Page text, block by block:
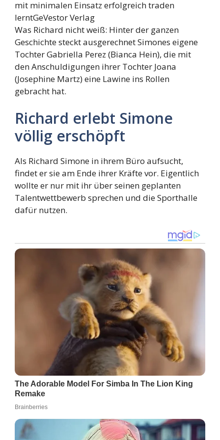
mit minimalen Einsatz erfolgreich traden
lerntGeVestor Verlag
Was Richard nicht weiß: Hinter der ganzen
Geschichte steckt ausgerechnet Simones eigene
Tochter Gabriella Perez (Bianca Hein), die mit
den Anschuldigungen ihrer Tochter Joana
(Josephine Martz) eine Lawine ins Rollen
gebracht hat.
Richard erlebt Simone
völlig erschöpft
Als Richard Simone in ihrem Büro aufsucht,
findet er sie am Ende ihrer Kräfte vor. Eigentlich
wollte er nur mit ihr über seinen geplanten
Talentwettbewerb sprechen und die Sporthalle
dafür nutzen.